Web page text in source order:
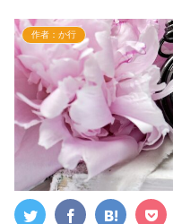
作者：か行